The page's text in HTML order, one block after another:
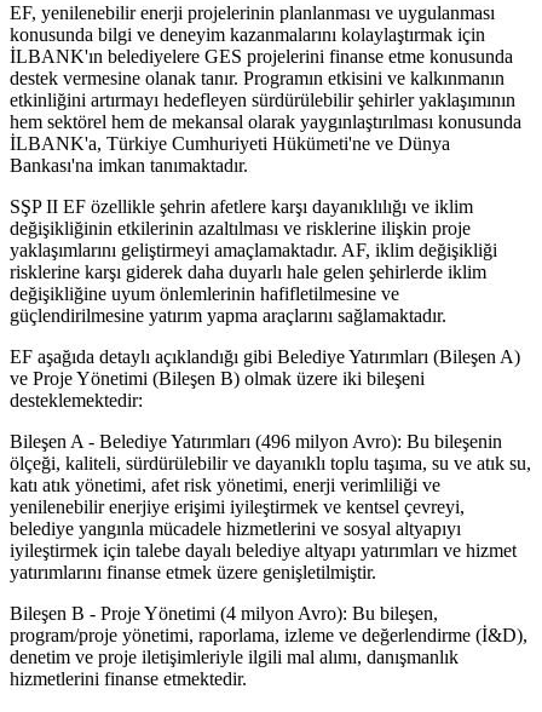
EF, yenilenebilir enerji projelerinin planlanması ve uygulanması
konusunda bilgi ve deneyim kazanmalarını kolaylaştırmak için
İLBANK'ın belediyelere GES projelerini finanse etme konusunda
destek vermesine olanak tanır. Programın etkisini ve kalkınmanın
etkinliğini artırmayı hedefleyen sürdürülebilir şehirler yaklaşımının
hem sektörel hem de mekansal olarak yaygınlaştırılması konusunda
İLBANK'a, Türkiye Cumhuriyeti Hükümeti'ne ve Dünya
Bankası'na imkan tanımaktadır.
SŞP II EF özellikle şehrin afetlere karşı dayanıklılığı ve iklim
değişikliğinin etkilerinin azaltılması ve risklerine ilişkin proje
yaklaşımlarını geliştirmeyi amaçlamaktadır. AF, iklim değişikliği
risklerine karşı giderek daha duyarlı hale gelen şehirlerde iklim
değişikliğine uyum önlemlerinin hafifletilmesine ve
güçlendirilmesine yatırım yapma araçlarını sağlamaktadır.
EF aşağıda detaylı açıklandığı gibi Belediye Yatırımları (Bileşen A)
ve Proje Yönetimi (Bileşen B) olmak üzere iki bileşeni
desteklemektedir:
Bileşen A - Belediye Yatırımları (496 milyon Avro): Bu bileşenin
ölçeği, kaliteli, sürdürülebilir ve dayanıklı toplu taşıma, su ve atık su,
katı atık yönetimi, afet risk yönetimi, enerji verimliliği ve
yenilenebilir enerjiye erişimi iyileştirmek ve kentsel çevreyi,
belediye yangınla mücadele hizmetlerini ve sosyal altyapıyı
iyileştirmek için talebe dayalı belediye altyapı yatırımları ve hizmet
yatırımlarını finanse etmek üzere genişletilmiştir.
Bileşen B - Proje Yönetimi (4 milyon Avro): Bu bileşen,
program/proje yönetimi, raporlama, izleme ve değerlendirme (İ&D),
denetim ve proje iletişimleriyle ilgili mal alımı, danışmanlık
hizmetlerini finanse etmektedir.